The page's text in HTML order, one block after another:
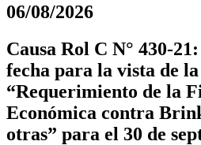
06/08/2026
Causa Rol C N° 430-
fecha para la vista de
“Requerimiento de la
Económica contra
otras” para el 30 de